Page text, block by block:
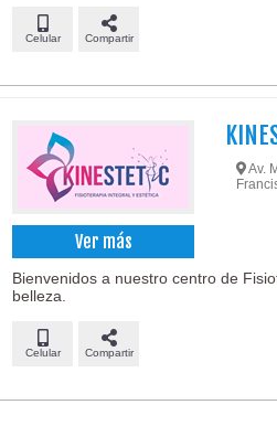
Celular Compartir
Ver más
Av.
Bienvenidos a nuestro centro de
belleza.
Celular Compartir